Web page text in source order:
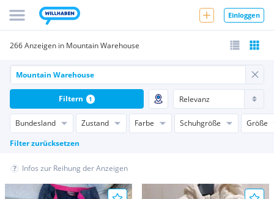
Einloggen
266 Anzeigen in Mountain Warehouse
Bundesland Zustand Farbe Schuhgröße
Größe
Filter zurücksetzen
Filtern 1
Infos zur Reihung der Anzeigen